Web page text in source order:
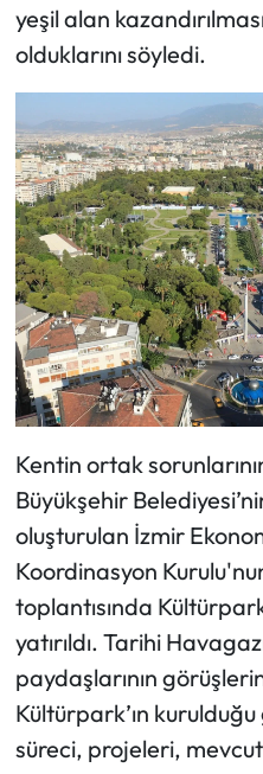
yeşil alan
olduklarını söyledi.
Kentin ortak
Büyükşehir
oluşturulan İzmir
Koordinasyon
toplantısında
yatırıldı. Tarihi
paydaşlarının
Kültürpark’ın
süreci, projeleri,